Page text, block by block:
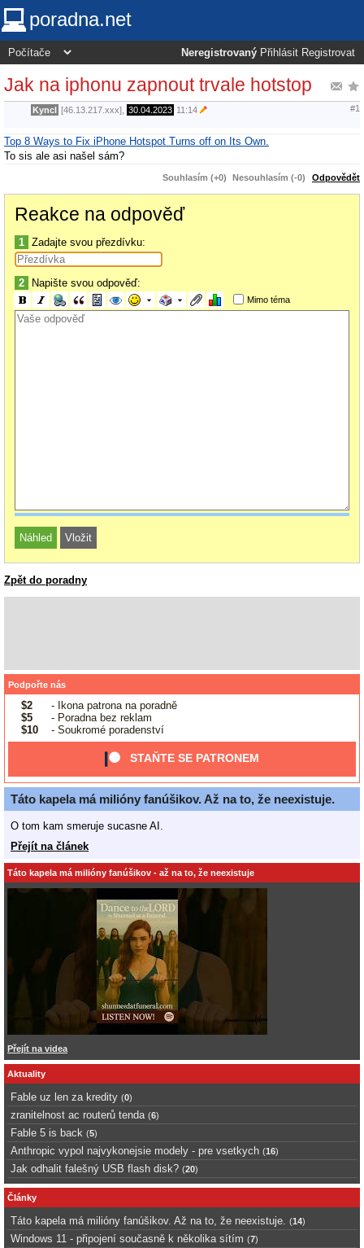
poradna.net
Neregistrovaný Přihlásit Registrovat
Jak na iphonu zapnout trvale hotstop
Kyncl [46.13.217.xxx], 30.04.2023 11:14 #1
Top 8 Ways to Fix iPhone Hotspot Turns off on Its Own.
To sis ale asi našel sám?
Souhlasím (+0) Nesouhlasím (-0) Odpovědět
Reakce na odpověď
1 Zadajte svou přezdívku:
2 Napište svou odpověď:
Mimo téma
Zpět do poradny
Podpořte nás
$2
- Ikona patrona na poradně
$5
- Poradna bez reklam
$10
- Soukromé poradenství
STAŇTE SE PATRONEM
Táto kapela má milióny fanúšikov. Až na to, že neexistuje.
O tom kam smeruje sucasne AI.
Přejít na článek
Táto kapela má milióny fanúšikov - až na to, že neexistuje
Přejít na videa
Aktuality
Fable uz len za kredity (0)
zranitelnost ac routerů tenda (6)
Fable 5 is back (5)
Anthropic vypol najvykonejsie modely - pre vsetkych (16)
Jak odhalit falešný USB flash disk? (20)
Články
Táto kapela má milióny fanúšikov. Až na to, že neexistuje. (14)
Windows 11 - připojení současně k několika sítím (7)